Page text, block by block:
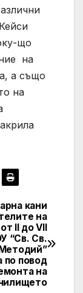
що
на
а също
на
кани
на
II до VII
“Св. Св.
по повод
на